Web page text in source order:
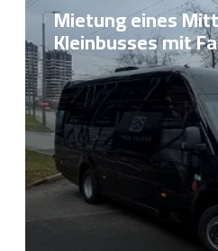
Mietung eines
Kleinbusses mit